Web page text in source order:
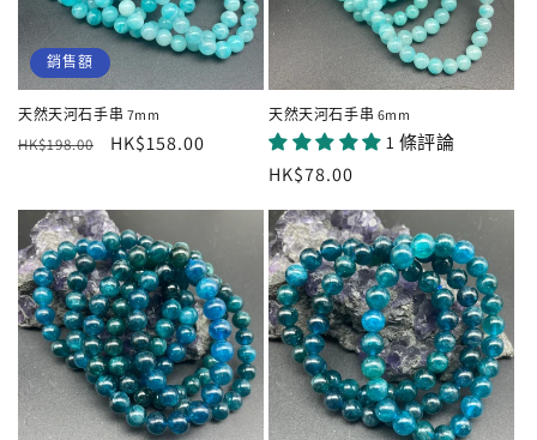
銷售額
天然天河石手串 7mm
定
HK$198.00
售
HK$158.00
天然天河石手串 6mm
1 條評論
定
價
HK$78.00